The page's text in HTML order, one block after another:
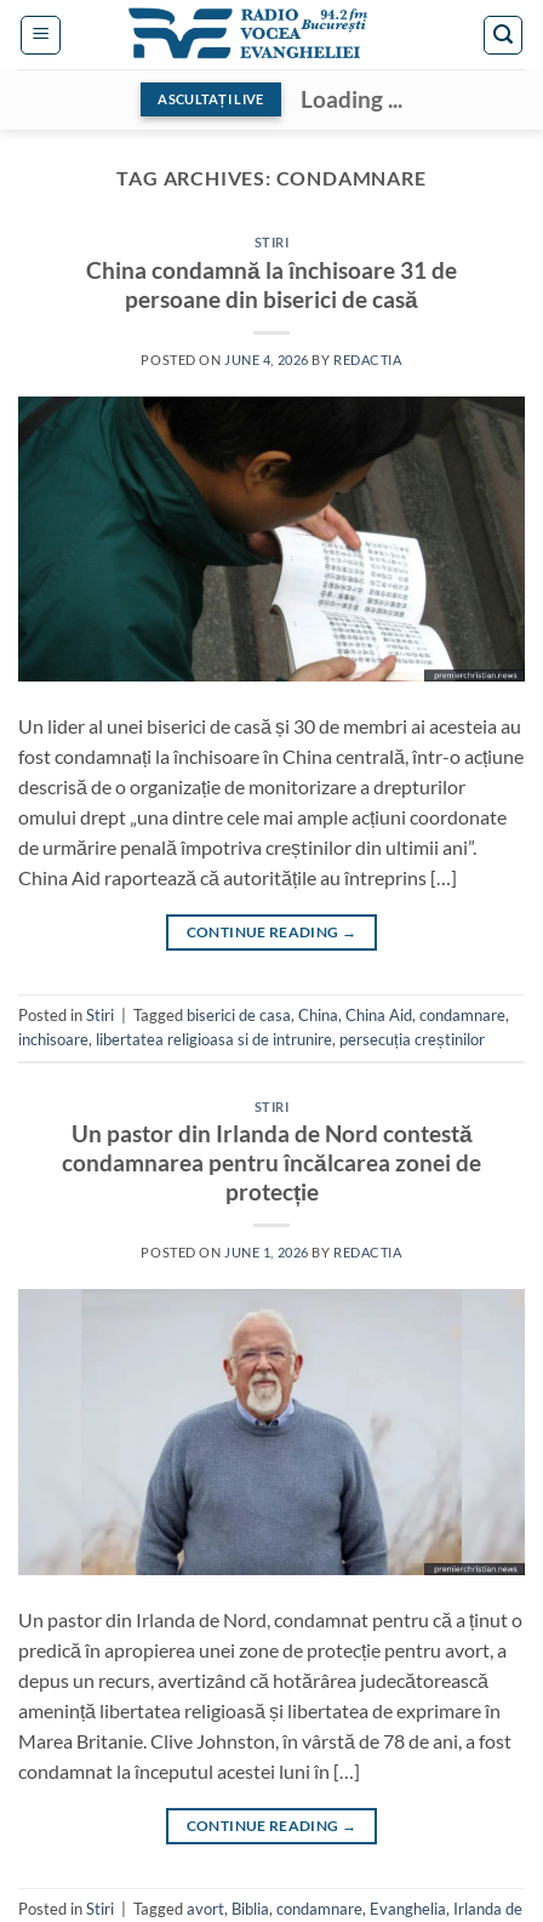
Skip
ASCULTAȚI LIVE Loading ...
TAG ARCHIVES: CONDAMNARE
STIRI
China condamnă la închisoare 31 de
persoane din biserici de casă
POSTED ON JUNE 4, 2026 BY REDACTIA
Un lider al unei biserici de casă și 30 de membri ai acesteia au
fost condamnați la închisoare în China centrală, într-o acțiune
descrisă de o organizație de monitorizare a drepturilor
omului drept „una dintre cele mai ample acțiuni coordonate
de urmărire penală împotriva creștinilor din ultimii ani”.
China Aid raportează că autoritățile au întreprins […]
CONTINUE READING →
Posted inStiri Tagged biserici de casa, China, China Aid, condamnare,
inchisoare, libertatea religioasa si de intrunire, persecuția creștinilor
STIRI
Un pastor din Irlanda de Nord contestă
condamnarea pentru încălcarea zonei de
protecție
POSTED ON JUNE 1, 2026 BY REDACTIA
Un pastor din Irlanda de Nord, condamnat pentru că a ținut o
predică în apropierea unei zone de protecție pentru avort, a
depus un recurs, avertizând că hotărârea judecătorească
amenință libertatea religioasă și libertatea de exprimare în
Marea Britanie. Clive Johnston, în vârstă de 78 de ani, a fost
condamnat la începutul acestei luni în […]
CONTINUE READING →
Posted inStiri Taggedavort, Biblia, condamnare, Evanghelia, Irlanda de